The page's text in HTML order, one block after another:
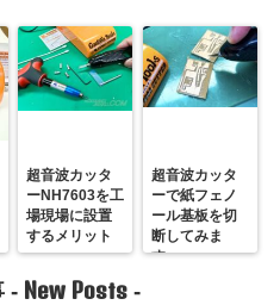
超音波カッタ
ーNH7603を工
場現場に設置
するメリット
超音波カッタ
ーで紙フェノ
ール基板を切
断してみま
す。
- New Posts -